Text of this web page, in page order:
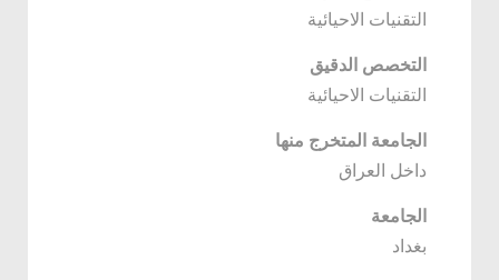
التقنيات الاحيائية
التخصص الدقيق
التقنيات الاحيائية
الجامعة المتخرج منها
داخل العراق
الجامعة
بغداد